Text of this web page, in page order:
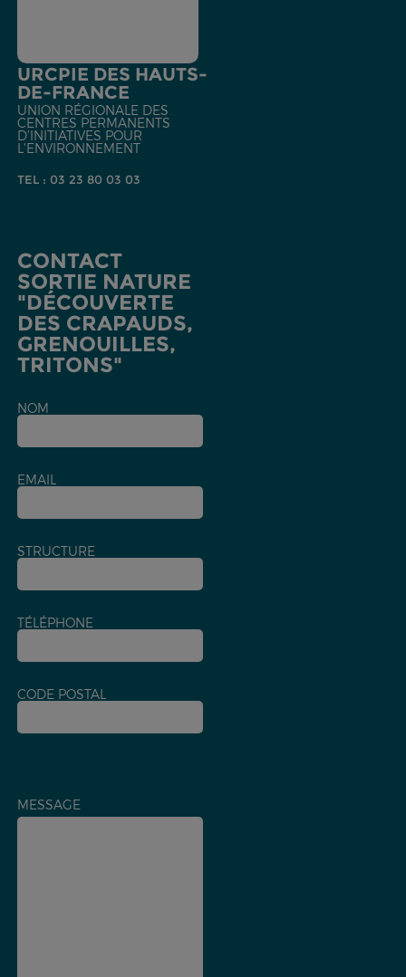
URCPIE DES HAUTS-
DE-FRANCE
UNION RÉGIONALE DES
CENTRES PERMANENTS
D'INITIATIVES POUR
L'ENVIRONNEMENT
TEL : 03 23 80 03 03
CONTACT
SORTIE NATURE
"DÉCOUVERTE
DES CRAPAUDS,
GRENOUILLES,
TRITONS"
NOM
EMAIL
STRUCTURE
TÉLÉPHONE
CODE POSTAL
MESSAGE